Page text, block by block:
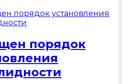
порядок